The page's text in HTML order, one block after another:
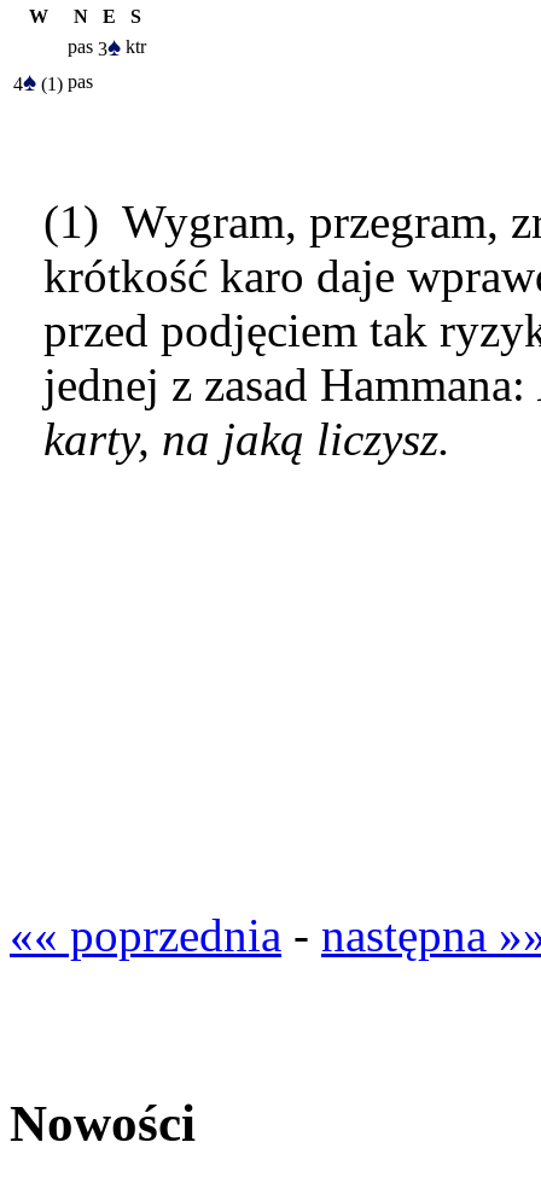
W N E
S
pas 3♠ ktr
4♠ (1) pas
(1) Wygram, przegram,
krótkość karo daje
przed podjęciem tak
jednej z zasad Hammana:
karty, na jaką liczysz.
«« poprzednia - następna
Nowości